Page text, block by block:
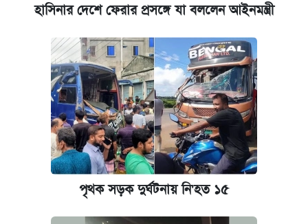
নবম জাতীয় পে-স্কেল নিয়ে সর্বশেষ যা জানা গেল
কবে হবে মেডিকেল ভর্তি পরীক্ষা, জানা গেল যা
আজকের বাজারে স্বর্ণ-রুপার দাম (৫ আগস্ট)
পাঁচ দপ্তরে নতুন সচিব নিয়োগ দিল সরকার
ঢাবি আইবিএর এক্সিকিউটিভ এমবিএতে ভর্তি শুরু,
আবেদন ১২ আগস্ট পর্যন্ত
হাসিনার দেশে ফেরার প্রসঙ্গে যা বললেন আইনমন্ত্রী
পৃথক সড়ক দুর্ঘটনায় নি'হত ১৫